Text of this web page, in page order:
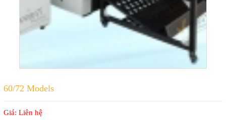
60/72 Models
Giá: Liên hệ